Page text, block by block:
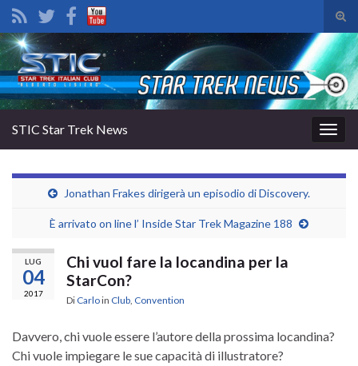
il
di
Search for:
la
STIC Star Trek News
Jonathan Frakes dirigerà un episodio di Discovery.
È arrivato on line l’ Inside Star Trek Magazine 188
LUG
04
2017
Chi vuol fare la locandina per la
StarCon?
Di Carloin Club Convention
Davvero, chi vuole essere l’autore della prossima locandina?
Chi vuole impiegare le sue capacità di illustratore?